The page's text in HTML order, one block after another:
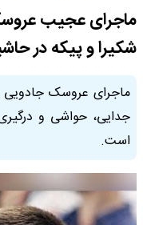
ماجرای عجیب
شکیرا و پیکه در
ماجرای عروسک
جدایی، حواشی و
است.